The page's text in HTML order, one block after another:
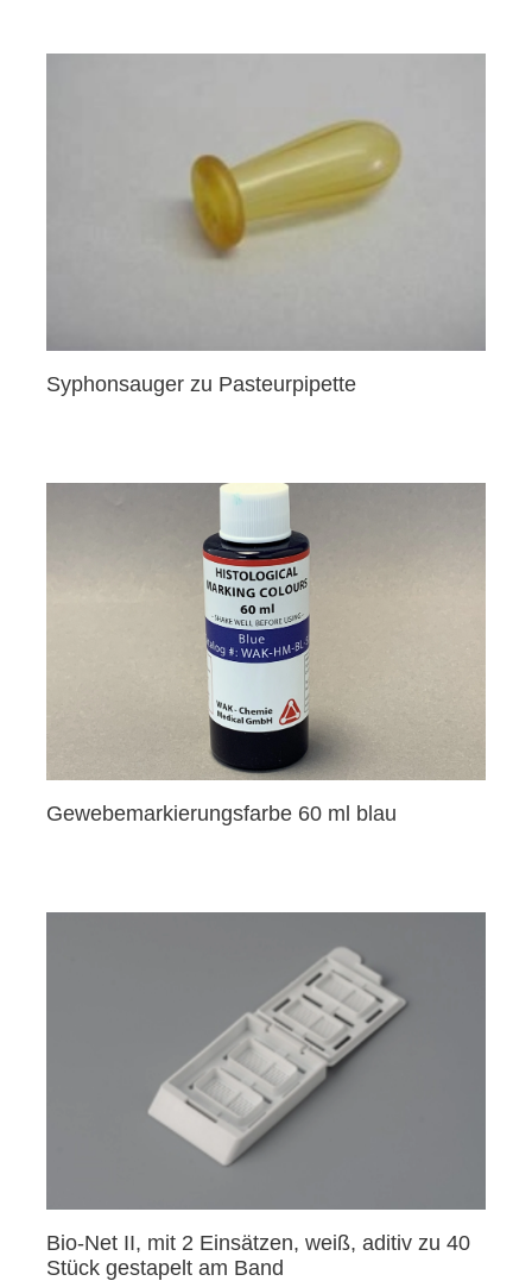
Syphonsauger zu Pasteurpipette
Gewebemarkierungsfarbe 60 ml blau
Bio-Net II, mit 2 Einsätzen, weiß, aditiv zu 40
Stück gestapelt am Band